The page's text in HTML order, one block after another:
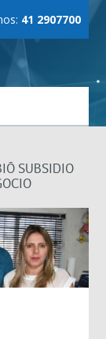
41 2907700
SUBSIDIO